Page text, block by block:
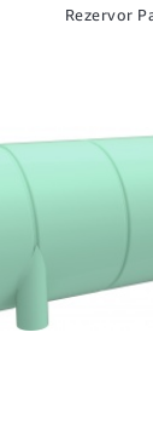
Rezervor